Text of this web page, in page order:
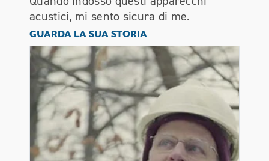
acustici, mi sento sicura di me.
Stacy
GUARDA LA SUA STORIA